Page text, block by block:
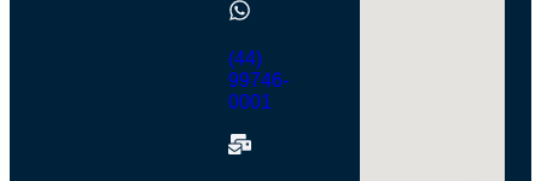
(44)
99746-
0001